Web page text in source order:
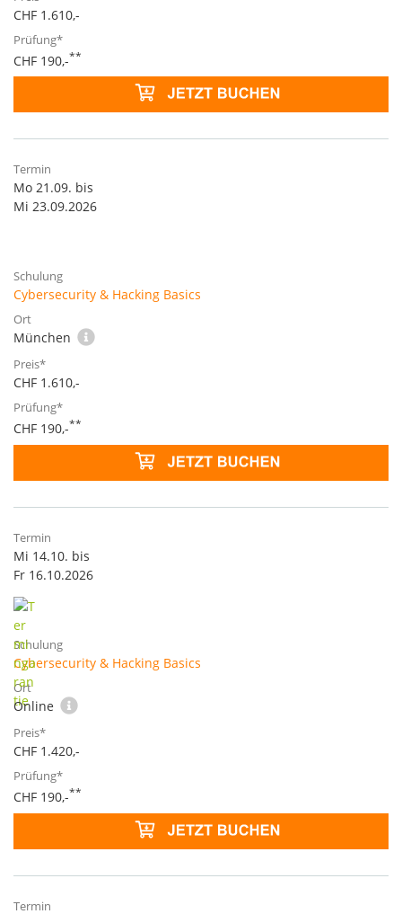
CHF 1.610,-
CHF 190,-**
Mo 21.09. bis
Mi 23.09.2026
Cybersecurity & Hacking Basics
München
CHF 1.610,-
CHF 190,-**
Mi 14.10. bis
Fr 16.10.2026
Cybersecurity & Hacking Basics
Online
CHF 1.420,-
CHF 190,-**